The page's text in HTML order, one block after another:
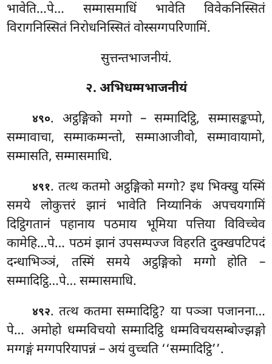
भावेति…पे… सम्मासमाधिं भावेति विवेकनिस्सितं
विरागनिस्सितं निरोधनिस्सितं वोस्सग्गपरिणामिं.
सुत्तन्तभाजनीयं.
२. अभिधम्मभाजनीयं
४९०. अट्ठङ्गिको मग्गो – सम्मादिट्ठि, सम्मासङ्कप्पो,
सम्मावाचा, सम्माकम्मन्तो, सम्माआजीवो, सम्मावायामो,
सम्मासति, सम्मासमाधि.
४९१. तत्थ कतमो अट्ठङ्गिको मग्गो? इध भिक्खु यस्मिं
समये लोकुत्तरं झानं भावेति निय्यानिकं अपचयगामिं
दिट्ठिगतानं पहानाय पठमाय भूमिया पत्तिया विविच्चेव
कामेहि…पे… पठमं झानं उपसम्पज्ज विहरति दुक्खपटिपदं
दन्धाभिञ्ञं, तस्मिं समये अट्ठङ्गिको मग्गो होति –
सम्मादिट्ठि…पे… सम्मासमाधि.
४९२. तत्थ कतमा सम्मादिट्ठि? या पञ्ञा पजानना…
पे… अमोहो धम्मविचयो सम्मादिट्ठि धम्मविचयसम्बोज्झङ्गो
मग्गङ्गं मग्गपरियापन्नं – अयं वुच्चति ‘‘सम्मादिट्ठि’’.